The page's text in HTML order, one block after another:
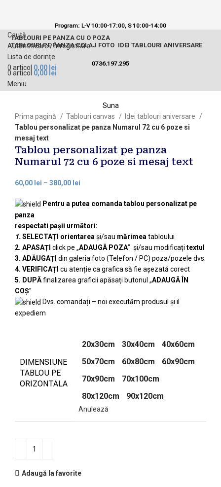
Program: L-V 10:00-17:00, S 10:00-14:00
Caută
Autentificare / Înregistrare
Lista de dorințe
0 articol 0,00 lei
TABLOURI PE PANZA CU O POZA
TABLOURI PE PANZA COLAJ FOTO IDEI TABLOURI ANIVERSARE
0736.197.295
0 articol 0,00 lei
Meniu
Suna
Prima pagină
Tablouri canvas
Idei tablouri aniversare
Tablou personalizat pe panza Numarul 72 cu 6 poze si
mesaj text
Tablou personalizat pe panza
Numarul 72 cu 6 poze si mesaj text
60,00 lei – 380,00 lei
Pentru a putea comanda tablou personalizat pe
panza
respectati pașii următori:
1.SELECTAȚI orientarea și/sau mărimea tabloului
2. APASAȚI click pe „ADAUGĂ POZA” și/sau modificați textul
3. ADĂUGAȚI din galeria foto (Telefon / PC) poza/pozele dvs.
4. VERIFICAȚI cu atenție ca grafica să fie așezată corect
5. DUPĂfinalizarea graficii apăsați butonul „ADAUGĂ ÎN
COȘ”
Dvs. comandați – noi executăm produsul și il
expediem
DIMENSIUNE
TABLOU PE
ORIZONTALA
20x30cm 30x40cm
40x60cm
50x70cm
60x80cm
60x90cm
70x90cm
70x100cm
80x120cm
90x120cm
Anulează
Adaugă la favorite